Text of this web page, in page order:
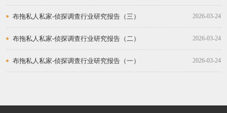
布拖私人私家-侦探调查行业研究报告（三） 2026-03-24
布拖私人私家-侦探调查行业研究报告（二） 2026-03-24
布拖私人私家-侦探调查行业研究报告（一） 2026-03-24